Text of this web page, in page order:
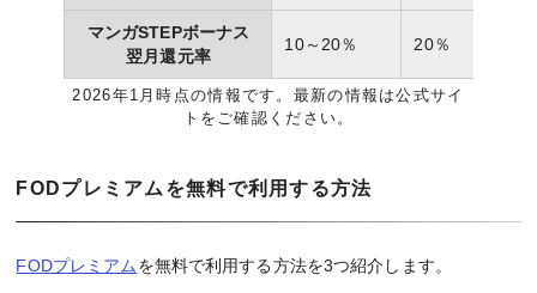
マンガSTEPボーナス
翌月還元率
10～20％ 20％
2026年1月時点の情報です。最新の情報は公式サイ
トをご確認ください。
FODプレミアムを無料で利用する方法
FODプレミアム を無料で利用する方法を3つ紹介します。